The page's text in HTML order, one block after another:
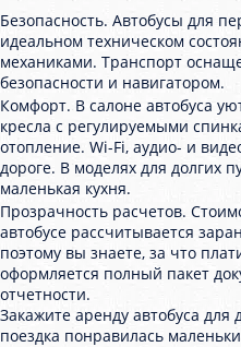
Безопасность. Автобусы для
идеальном техническом
механиками. Транспорт
безопасности и навигатором.
Комфорт. В салоне автобуса
кресла с регулируемыми
отопление. Wi-Fi, аудио- и
дороге. В моделях для долгих
маленькая кухня.
Прозрачность расчетов.
автобусе рассчитывается
поэтому вы знаете, за что
оформляется полный пакет
отчетности.
Закажите аренду автобуса для
поездка понравилась